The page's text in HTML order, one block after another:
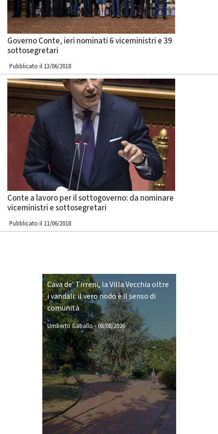
Governo Conte, ieri nominati 6 viceministri e 39
sottosegretari
Pubblicato il 13/06/2018
Conte a lavoro per il sottogoverno: da nominare
viceministri e sottosegretari
Pubblicato il 11/06/2018
Cava de’ Tirreni, la Villa Vecchia oltre
i vandali: il vero nodo è il senso di
comunità
Umberto Gaballo-08/08/2026